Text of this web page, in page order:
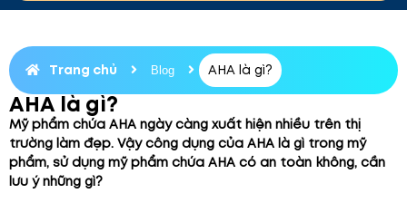
Trang chủ Blog AHA là gì?
AHA là gì?
Mỹ phẩm chứa AHA ngày càng xuất hiện nhiều trên thị
trường làm đẹp. Vậy công dụng của AHA là gì trong mỹ
phẩm, sử dụng mỹ phẩm chứa AHA có an toàn không, cần
lưu ý những gì?